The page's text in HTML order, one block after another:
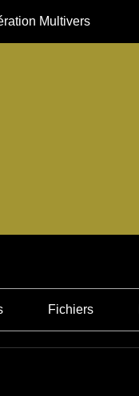
Multivers
Fichiers